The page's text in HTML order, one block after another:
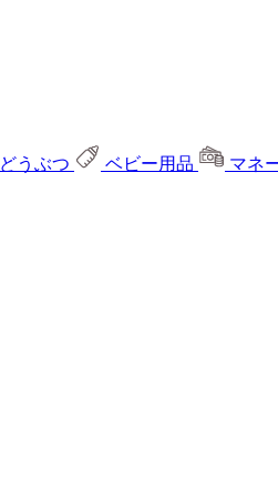
どうぶつ ベビー用品 マネ